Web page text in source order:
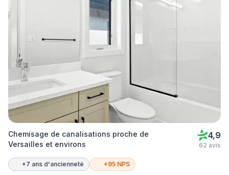
Chemisage de canalisations proche de
Versailles et environs
4,9
62 avis
+7 ans d'ancienneté +95 NPS